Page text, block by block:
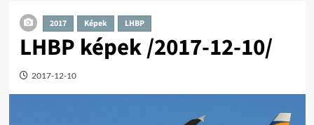
2017 Képek LHBP
LHBP képek /2017-12-10/
2017-12-10